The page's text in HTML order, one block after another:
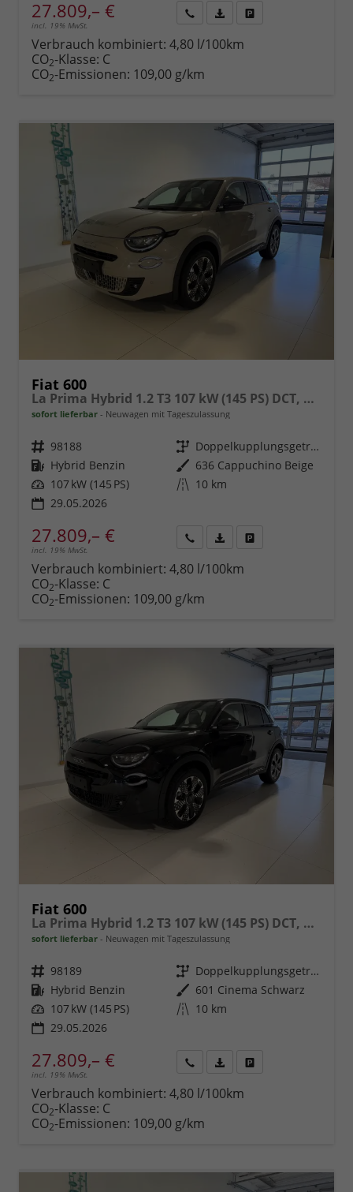
27.809,– €
incl. 19% MwSt.
anfordern
Datei,
Verbrauch kombiniert: 4,80 l/100km
CO2-Klasse: C
CO2-Emissionen: 109,00 g/km
Fiat 600
La Prima Hybrid 1.2 T3 107 kW (145 PS) DCT, Winterpaket, Dolce Vita Paket, Ledersitze Canneloni, Chrom Akzente, Klimaautomatik, Einparkhilfe hinten, LED-Scheinwerfer, Volldigitales Kombiinstrument, Fernlichtassistent, uvm.
sofort lieferbar Neuwagen mit Tageszulassung
Fahrzeugnr. 98188 Getriebe
Doppelkupplungsgetriebe (DSG)
Kraftstoff Hybrid Benzin Außenfarbe 636 Cappuchino Beige
Leistung 107 kW (145 PS) Kilometerstand 10 km
29.05.2026
27.809,– €
incl. 19% MwSt.
anfordern
Datei,
Verbrauch kombiniert: 4,80 l/100km
CO2-Klasse: C
CO2-Emissionen: 109,00 g/km
Fiat 600
La Prima Hybrid 1.2 T3 107 kW (145 PS) DCT, Winterpaket, Dolce Vita Paket, Ledersitze Canneloni, Chrom Akzente, Klimaautomatik, Einparkhilfe hinten, LED-Scheinwerfer, Volldigitales Kombiinstrument, Fernlichtassistent, uvm.
sofort lieferbar Neuwagen mit Tageszulassung
Fahrzeugnr. 98189 Getriebe
Doppelkupplungsgetriebe (DSG)
Kraftstoff Hybrid Benzin Außenfarbe 601 Cinema Schwarz
Leistung 107 kW (145 PS) Kilometerstand 10 km
29.05.2026
27.809,– €
incl. 19% MwSt.
anfordern
Datei,
Verbrauch kombiniert: 4,80 l/100km
CO2-Klasse: C
CO2-Emissionen: 109,00 g/km